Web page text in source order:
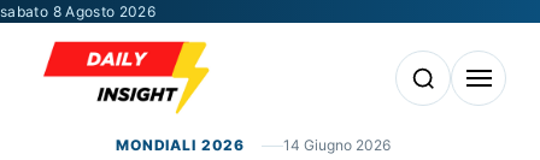
Vai al contenuto
sabato 8 Agosto 2026
Apri la ricerca
Apri il
MONDIALI 2026 14 Giugno 2026